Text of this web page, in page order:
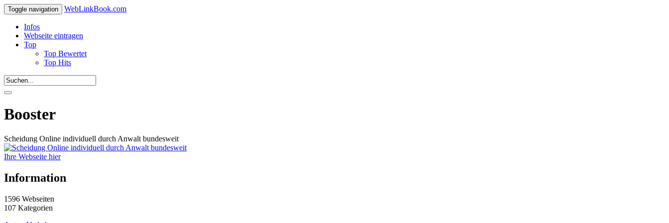
Toggle navigation WebLinkBook.com
Infos
Webseite eintragen
Top
Top Bewertet
Top Hits
Booster
Scheidung Online individuell durch Anwalt bundesweit
Ihre Webseite hier
Information
1596 Webseiten
107 Kategorien